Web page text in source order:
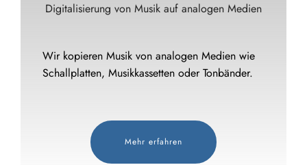
Digitalisierung von Musik auf analogen Medien
Wir kopieren Musik von analogen Medien wie
Schallplatten, Musikkassetten oder Tonbänder.
Mehr erfahren